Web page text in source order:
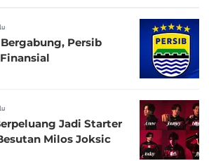
Persib
Jadi Starter
Milos Joksic